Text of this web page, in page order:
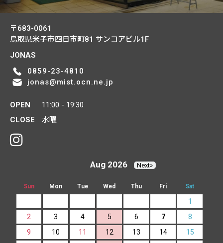
〒683-0061
鳥取県米子市四日市町81 サンコアビル1F
JONAS
0859-23-4810
jonas@mist.ocn.ne.jp
OPEN
11:00 - 19:30
CLOSE
水曜
Aug 2026 Next»
Sun Mon Tue Wed Thu Fri Sat
1
2
3 4 5 6 7
8
9
10 11 12 13 14
15